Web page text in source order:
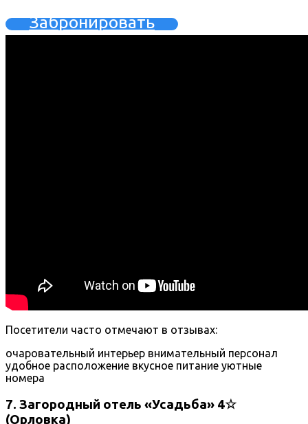
Забронировать
Посетители часто отмечают в отзывах:
очаровательный интерьер внимательный персонал
удобное расположение вкусное питание уютные
номера
7. Загородный отель «Усадьба» 4☆
(Орловка)